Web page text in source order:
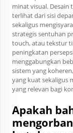
minat visual.
terlihat dari sisi
sekaligus
strategis sentuhan
touch, atau tekstur
peningkatan
menggabungkan
sistem yang
yang kuat sekaligus
yang relevan bagi
Apakah